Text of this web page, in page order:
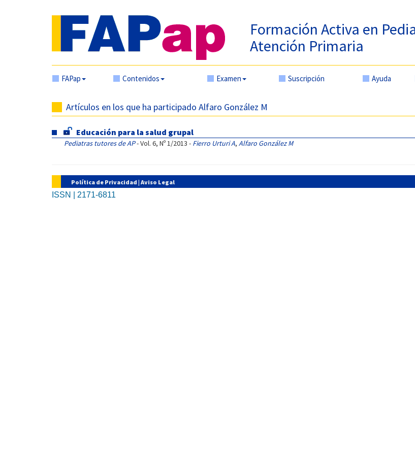
Formación Activa en
Atención Primaria
FAPap Contenidos Examen Suscripción Ayuda
Artículos en los que ha participado Alfaro González M
Educación para la salud grupal
Pediatras tutores de AP- Vol. 6, Nº 1/2013 - Fierro Urturi A, Alfaro González M
Política de Privacidad | Aviso Legal
ISSN | 2171-6811